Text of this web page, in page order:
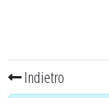
Indietro